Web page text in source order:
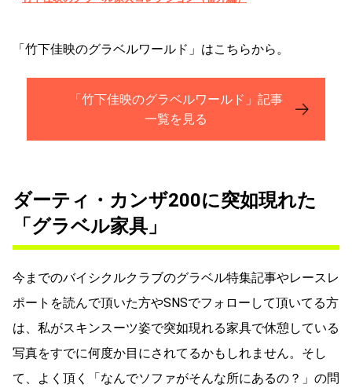
「竹下佳映のグラベルワールド」はこちらから。
「竹下佳映のグラベルワールド」記事
一覧を見る
ダーティ・カンザ200に突如現れた
「グラベル家具」
今までのバイシクルクラブのグラベル特集記事やレースレ
ポートを読んで頂いた方やSNSでフォローして頂いてる方
は、私がスキンスーツ姿で突如現れる家具で休憩している
写真をすでに何度か目にされてるかもしれません。そし
て、よく頂く「なんでソファがそんな所にあるの？」の問